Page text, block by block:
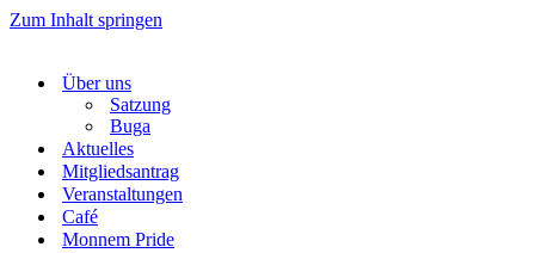
Zum Inhalt springen
Über uns
Satzung
Buga
Aktuelles
Mitgliedsantrag
Veranstaltungen
Café
Monnem Pride